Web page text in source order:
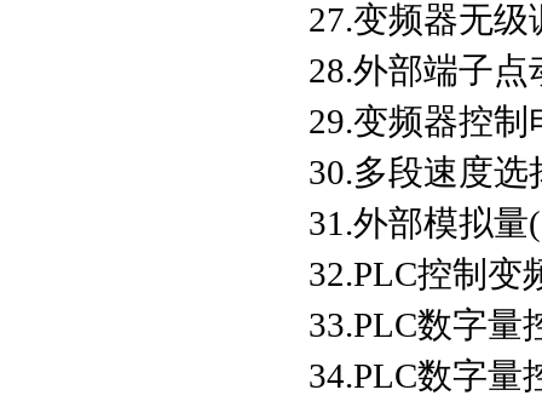
27.变频器无级
28.外部端子点
29.变频器控制
30.多段速度选
31.外部模拟
32.PLC控制变
33.PLC数字量
34.PLC数字量